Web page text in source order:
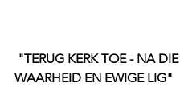
"TERUG KERK TOE - NA DIE
WAARHEID EN EWIGE LIG"